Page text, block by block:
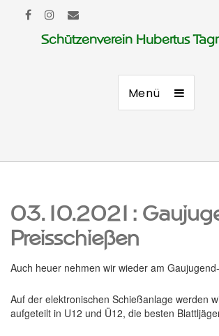
Schützenverein Hubertus
Menü
03.10.2021:
Preisschießen
Auch heuer nehmen wir wieder am
Auf der elektronischen Schießanlage werden
aufgeteilt in U12 und Ü12, die besten